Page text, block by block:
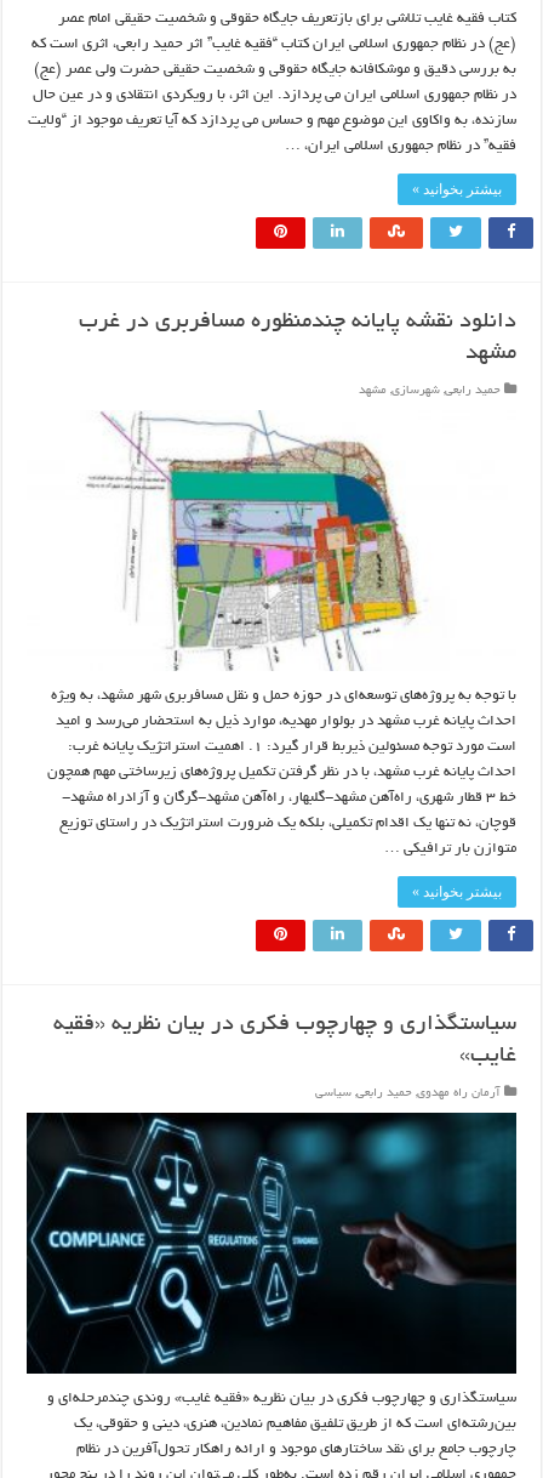
کتاب فقیه غایب تلاشی برای بازتعریف جایگاه حقوقی و شخصیت حقیقی امام عصر
(عج) در نظام جمهوری اسلامی ایران کتاب “فقیه غایب” اثر حمید رابعی، اثری است که
به بررسی دقیق و موشکافانه جایگاه حقوقی و شخصیت حقیقی حضرت ولی عصر (عج)
در نظام جمهوری اسلامی ایران می پردازد. این اثر، با رویکردی انتقادی و در عین حال
سازنده، به واکاوی این موضوع مهم و حساس می پردازد که آیا تعریف موجود از “ولایت
فقیه” در نظام جمهوری اسلامی ایران، …
بیشتر بخوانید »
دانلود نقشه پایانه چندمنظوره مسافربری در غرب
مشهد
حمید رابعی, شهرسازی, مشهد
با توجه به پروژه‌های توسعه‌ای در حوزه حمل و نقل مسافربری شهر مشهد، به ویژه
احداث پایانه غرب مشهد در بولوار مهدیه، موارد ذیل به استحضار می‌رسد و امید
است مورد توجه مسئولین ذیربط قرار گیرد: ۱. اهمیت استراتژیک پایانه غرب:
احداث پایانه غرب مشهد، با در نظر گرفتن تکمیل پروژه‌های زیرساختی مهم همچون
خط ۳ قطار شهری، راه‌آهن مشهد-گلبهار، راه‌آهن مشهد-گرگان و آزادراه مشهد-
قوچان، نه تنها یک اقدام تکمیلی، بلکه یک ضرورت استراتژیک در راستای توزیع
متوازن بار ترافیکی …
بیشتر بخوانید »
سیاستگذاری و چهارچوب فکری در بیان نظریه «فقیه
غایب»
آرمان راه مهدوی, حمید رابعی, سیاسی
سیاستگذاری و چهارچوب فکری در بیان نظریه «فقیه غایب» روندی چندمرحله‌ای و
بین‌رشته‌ای است که از طریق تلفیق مفاهیم نمادین، هنری، دینی و حقوقی، یک
چارچوب جامع برای نقد ساختارهای موجود و ارائه راهکار تحول‌آفرین در نظام
جمهوری اسلامی ایران رقم زده است. به‌طور کلی می‌توان این روند را در پنج محور